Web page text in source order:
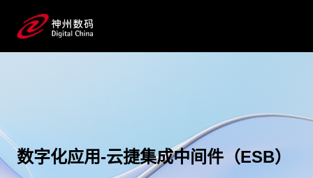
数字化应用-云捷集成中间件（ESB）